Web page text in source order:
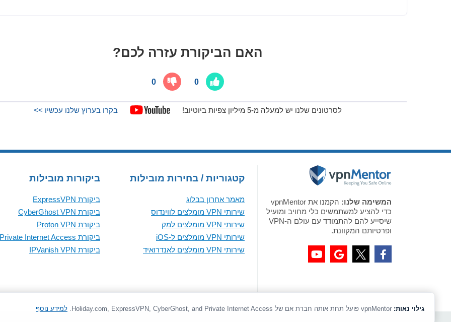
האם הביקורת עזרה לכם?
0
0
לסרטונים שלנו יש למעלה מ-5 מיליון צפיות ביוטיוב! בקרו בערוץ שלנו עכשיו >>
המשימה שלנו:
הקמנו את vpnMentor
כדי להציע למשתמשים כלי מחויב ומועיל
שיסייע להם להתמודד עם עולם ה-VPN
ופרטיותם המקוונת.
קטגוריות / בחירות מובילות
מאמר אחרון בבלוג
שירותי VPN מומלצים לווינדוס
שירותי VPN מומלצים למק
שירותי VPN מומלצים ל-iOS
שירותי VPN מומלצים לאנדרואיד
ביקורות מובילות
ביקורת ExpressVPN
ביקורת CyberGhost VPN
ביקורת Proton VPN
ביקורת Private Internet Access
ביקורת IPVanish VPN
גילוי נאות: למידע נוסף